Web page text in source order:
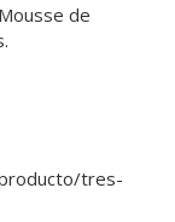
de
tres-